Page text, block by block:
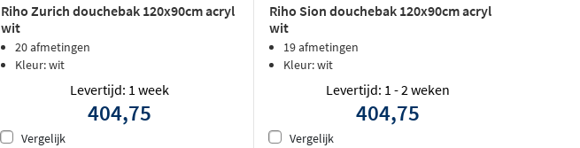
Riho Zurich douchebak 120x90cm acryl
wit
20 afmetingen
Kleur: wit
Levertijd: 1 week
404,75
Vergelijk
Riho Sion douchebak 120x90cm acryl
wit
19 afmetingen
Kleur: wit
Levertijd: 1 - 2 weken
404,75
Vergelijk